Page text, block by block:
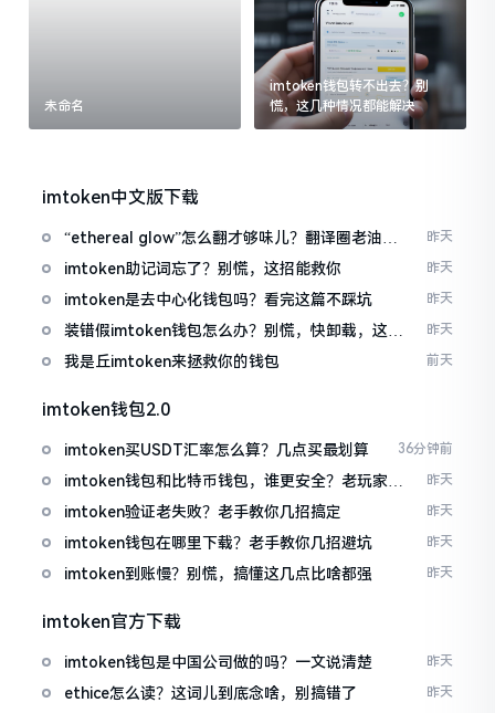
未命名
imtoken钱包转不出去？别
慌，这几种情况都能解决
imtoken中文版下载
“ethereal glow”怎么翻才够味儿？翻译圈老油条
的私房话
昨天
imtoken助记词忘了？别慌，这招能救你 昨天
imtoken是去中心化钱包吗？看完这篇不踩坑 昨天
装错假imtoken钱包怎么办？别慌，快卸载，这几
招能救急
昨天
我是丘imtoken来拯救你的钱包 前天
imtoken钱包2.0
imtoken买USDT汇率怎么算？几点买最划算 36分钟前
imtoken钱包和比特币钱包，谁更安全？老玩家来
聊聊
昨天
imtoken验证老失败？老手教你几招搞定 昨天
imtoken钱包在哪里下载？老手教你几招避坑 昨天
imtoken到账慢？别慌，搞懂这几点比啥都强 昨天
imtoken官方下载
imtoken钱包是中国公司做的吗？一文说清楚 昨天
ethice怎么读？这词儿到底念啥，别搞错了 昨天